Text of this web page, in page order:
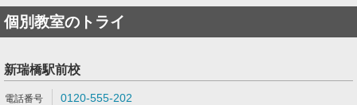
個別教室のトライ
新瑞橋駅前校
0120-555-202